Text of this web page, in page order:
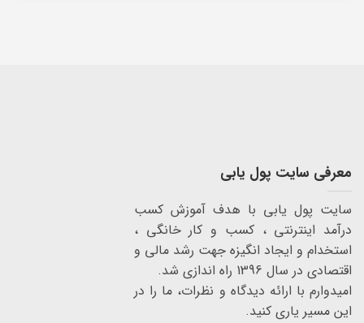
معرفی سایت پول یابی
سایت پول یابی با هدف آموزش کسب
درآمد اینترنتی ، کسب و کار خانگی ،
استخدام و ایجاد انگیزه جهت رشد مالی و
اقتصادی در سال 1396 راه اندازی شد.
امیدوارم با ارائه دیدگاه و نظرات، ما را در
این مسیر یاری کنید.